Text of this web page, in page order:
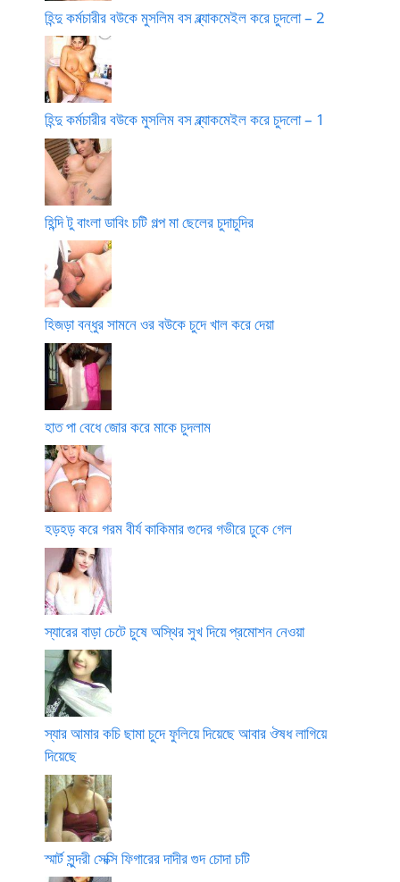
হিন্দু কর্মচারীর বউকে মুসলিম বস ব্ল্যাকমেইল করে চুদলো – 2
হিন্দু কর্মচারীর বউকে মুসলিম বস ব্ল্যাকমেইল করে চুদলো – 1
হিন্দি টু বাংলা ডাবিং চটি গল্প মা ছেলের চুদাচুদির
হিজড়া বন্ধুর সামনে ওর বউকে চুদে খাল করে দেয়া
হাত পা বেধে জোর করে মাকে চুদলাম
হড়হড় করে গরম বীর্য কাকিমার গুদের গভীরে ঢুকে গেল
স্যারের বাড়া চেটে চুষে অস্থির সুখ দিয়ে প্রমোশন নেওয়া
স্যার আমার কচি ছামা চুদে ফুলিয়ে দিয়েছে আবার ঔষধ লাগিয়ে
দিয়েছে
স্মার্ট সুন্দরী সেক্সি ফিগারের দাদীর গুদ চোদা চটি